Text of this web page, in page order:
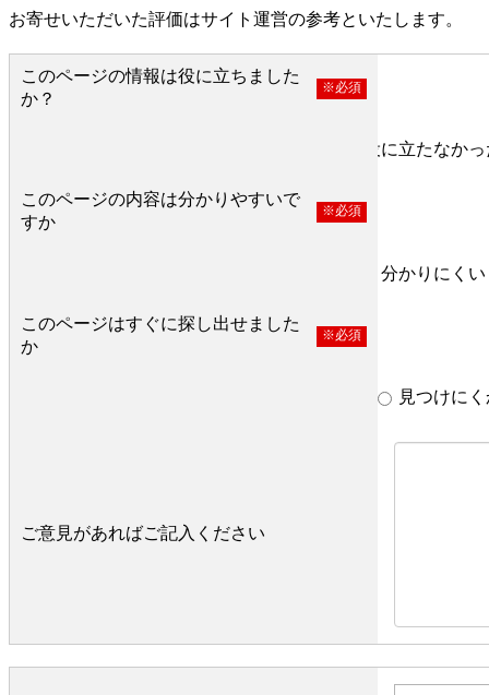
お寄せいただいた評価はサイト運営の参考といたします。
このページの情報は役に立ちました
か？
※必須
役に立たなか
このページの内容は分かりやすいで
すか
※必須
分かりにくい
このページはすぐに探し出せました
か
※必須
見つけに
ご意見があればご記入ください